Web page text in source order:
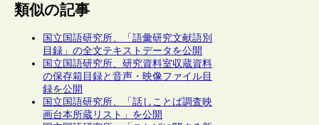
類似の記事
国立国語研究所、「語彙研究文献語別
目録」の全文テキストデータを公開
国立国語研究所、研究資料室収蔵資料
の保存箱目録と音声・映像ファイル目
録を公開
国立国語研究所、「話しことば調査映
画台本所蔵リスト」を公開